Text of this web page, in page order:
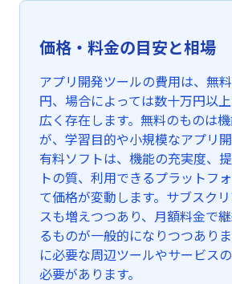
価格・料金の目安と相場
アプリ開発ツールの費用は、無
円、場合によっては数十万円以
広く存在します。無料のものは
が、学習目的や小規模なアプリ開
有料ソフトは、機能の充実度、
トの質、利用できるプラットフ
て価格が変動します。サブスク
スも増えつつあり、月額料金で
るものが一般的になりつつあり
に必要な周辺ツールやサービス
必要があります。